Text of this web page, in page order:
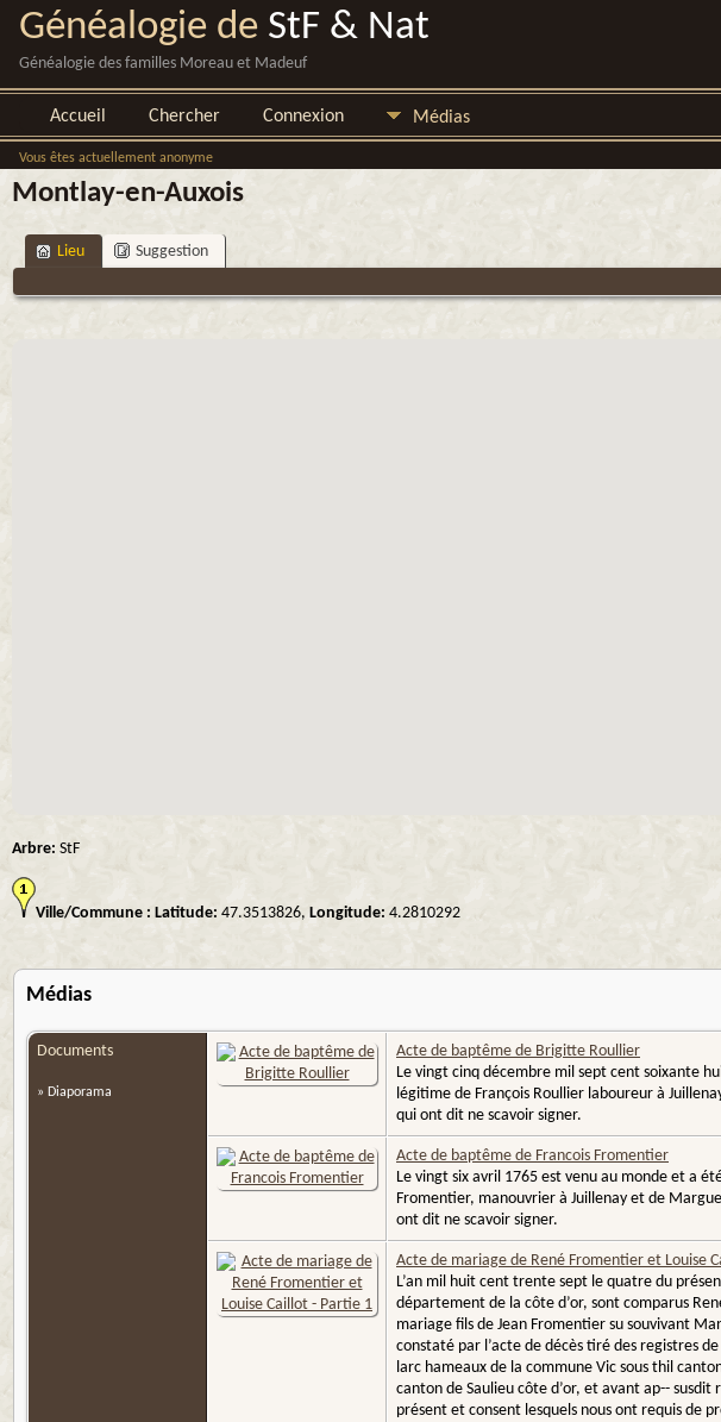
Généalogie de StF & Nat
Généalogie des familles Moreau et Madeuf
Accueil Chercher Connexion Médias
Vous êtes actuellement anonyme
Montlay-en-Auxois
Lieu Suggestion
Arbre: StF
Ville/Commune : Latitude: 47.3513826, Longitude: 4.2810292
Médias
Documents
» Diaporama
Acte de baptême de Brigitte Roullier
Le vingt cinq décembre mil sept cent soixante
légitime de François Roullier laboureur à
qui ont dit ne scavoir signer.
Acte de baptême de Francois Fromentier
Le vingt six avril 1765 est venu au monde et a
Fromentier, manouvrier à Juillenay et de
ont dit ne scavoir signer.
Acte de mariage de René Fromentier et Louise
L’an mil huit cent trente sept le quatre du
département de la côte d’or, sont comparus
mariage fils de Jean Fromentier su souvivant
constaté par l’acte de décès tiré des registres
larc hameaux de la commune Vic sous thil
canton de Saulieu côte d’or, et avant ap--
présent et consent lesquels nous ont requis de